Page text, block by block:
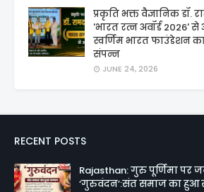
प्रकृति भक्त वैज्ञानिक डॉ.
'भारत रत्न अवॉर्ड 2026'
स्वर्णिम भारत फाउंडेशन
संपन्न
JUNE 24, 2026
RECENT POSTS
Rajasthan: गुरु पूर्णिमा पर
‘गुरुवंदन’:संत समाज का हुआ